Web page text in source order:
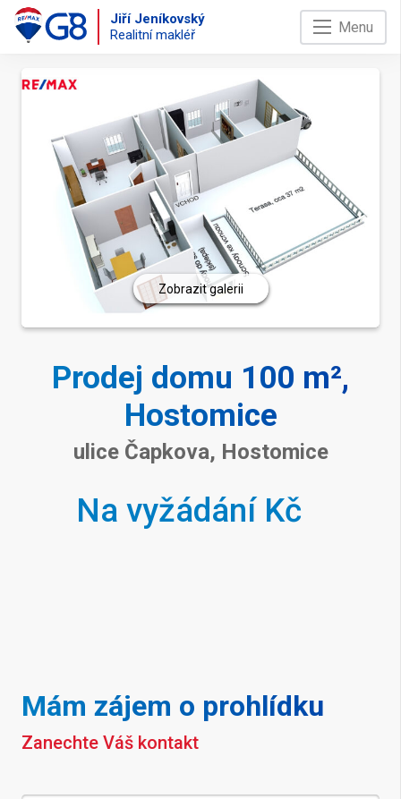
Jiří Jeníkovský
Realitní makléř
Menu
Zobrazit galerii
Prodej domu 100 m²,
Hostomice
ulice Čapkova, Hostomice
Na vyžádání Kč
Mám zájem o prohlídku
Zanechte Váš kontakt